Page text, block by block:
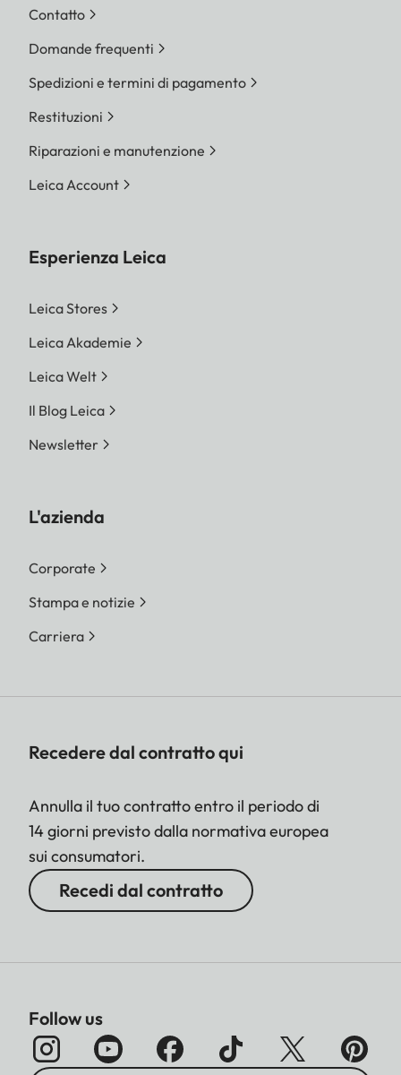
Contatto
Domande frequenti
Spedizioni e termini di pagamento
Restituzioni
Riparazioni e manutenzione
Leica Account
Esperienza Leica
Leica Stores
Leica Akademie
Leica Welt
Il Blog Leica
Newsletter
L'azienda
Corporate
Stampa e notizie
Carriera
Recedere dal contratto qui
Annulla il tuo contratto entro il periodo di
14 giorni previsto dalla normativa europea
sui consumatori.
Recedi dal contratto
Follow us